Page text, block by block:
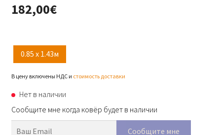
182,00€
0.85 x 1.43м
В цену включены НДС и стоимость доставки
Нет в наличии
Сообщите мне когда ковёр будет в наличии